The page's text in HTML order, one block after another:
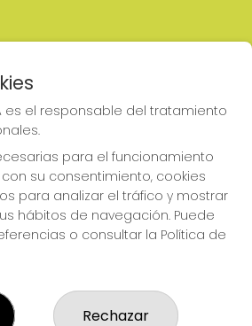
2-CIUDAD RODRIGO -
es el responsable del tratamiento
para el funcionamiento
su consentimiento, cookies
para analizar el tráfico y mostrar
hábitos de navegación. Puede
o consultar la Política de
Rechazar